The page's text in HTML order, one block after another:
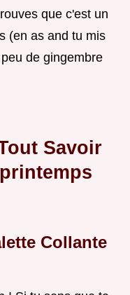
que c'est un
(en as and tu mis
de gingembre
Savoir
Collante